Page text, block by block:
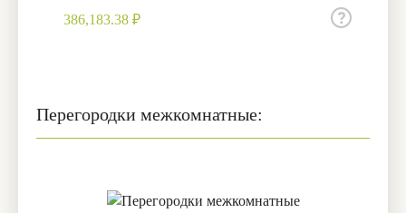
386,183.38 ₽
Перегородки межкомнатные: